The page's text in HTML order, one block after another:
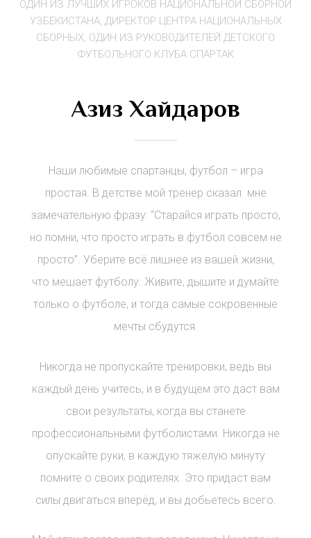
ОДИН ИЗ ЛУЧШИХ ИГРОКОВ НАЦИОНАЛЬНОЙ СБОРНОЙ
УЗБЕКИСТАНА, ДИРЕКТОР ЦЕНТРА НАЦИОНАЛЬНЫХ
СБОРНЫХ, ОДИН ИЗ РУКОВОДИТЕЛЕЙ ДЕТСКОГО
ФУТБОЛЬНОГО КЛУБА СПАРТАК
Азиз Хайдаров
Наши любимые спартанцы, футбол – игра
простая. В детстве мой тренер сказал мне
замечательную фразу: “Старайся играть просто,
но помни, что просто играть в футбол совсем не
просто”. Уберите всё лишнее из вашей жизни,
что мешает футболу. Живите, дышите и думайте
только о футболе, и тогда самые сокровенные
мечты сбудутся.
Никогда не пропускайте тренировки, ведь вы
каждый день учитесь, и в будущем это даст вам
свои результаты, когда вы станете
профессиональными футболистами. Никогда не
опускайте руки, в каждую тяжелую минуту
помните о своих родителях. Это придаст вам
силы двигаться вперёд, и вы добьетесь всего.